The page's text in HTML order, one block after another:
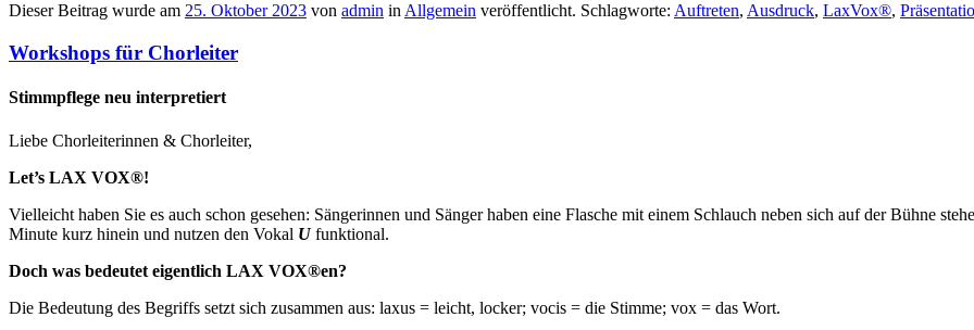
Dieser Beitrag wurde am 25. Oktober 2023 von admin in Allgemein veröffentlicht. Schlagworte: Auftreten, Ausdruck, LaxVox®,
Workshops für Chorleiter
Stimmpflege neu interpretiert
Liebe Chorleiterinnen & Chorleiter,
Let’s LAX VOX®!
Vielleicht haben Sie es auch schon gesehen: Sängerinnen und Sänger haben eine Flasche mit einem Schlauch neben sich auf der Bühne
Minute kurz hinein und nutzen den Vokal Ufunktional.
Doch was bedeutet eigentlich LAX VOX®en?
Die Bedeutung des Begriffs setzt sich zusammen aus: laxus = leicht, locker; vocis = die Stimme; vox = das Wort.